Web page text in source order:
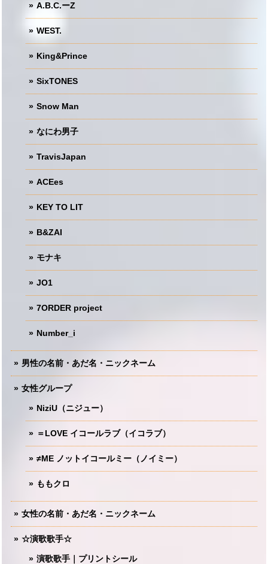
A.B.C.ーZ
WEST.
King&Prince
SixTONES
Snow Man
なにわ男子
TravisJapan
ACEes
KEY TO LIT
B&ZAI
モナキ
JO1
7ORDER project
Number_i
男性の名前・あだ名・ニックネーム
女性グループ
NiziU（ニジュー）
＝LOVE イコールラブ（イコラブ）
≠ME ノットイコールミー（ノイミー）
ももクロ
女性の名前・あだ名・ニックネーム
☆演歌歌手☆
演歌歌手｜プリントシール